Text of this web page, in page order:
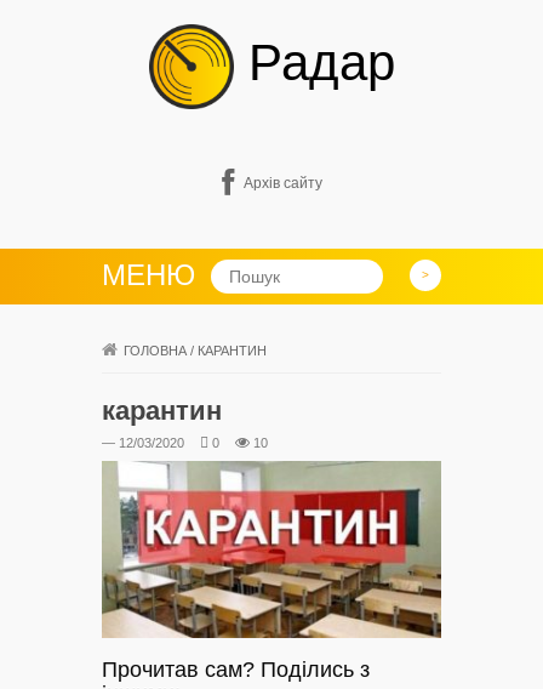
Радар
Архів сайту
МЕНЮ
ГОЛОВНА / КАРАНТИН
карантин
— 12/03/2020 0 10
Прочитав сам? Поділись з